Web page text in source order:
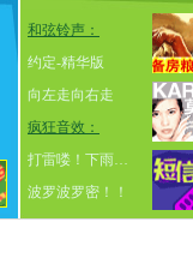
和弦铃声：
约定-精华版
向左走向右走
疯狂音效：
打雷喽！下雨…
波罗波罗密！！